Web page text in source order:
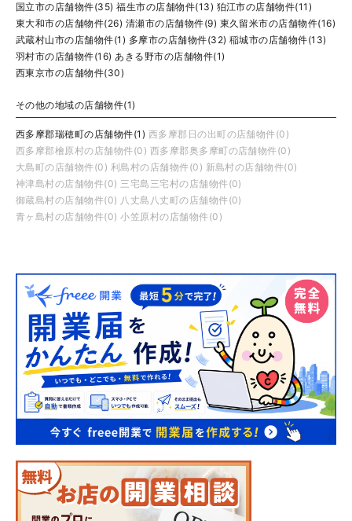
国立市の店舗物件(35) 福生市の店舗物件(13) 狛江市の店舗物件(11)
東大和市の店舗物件(26) 清瀬市の店舗物件(9) 東久留米市の店舗物件(16)
武蔵村山市の店舗物件(1) 多摩市の店舗物件(32) 稲城市の店舗物件(13)
羽村市の店舗物件(16) あきる野市の店舗物件(1)
西東京市の店舗物件(30)
その他の地域の店舗物件(1)
西多摩郡瑞穂町の店舗物件(1) 西多摩郡日の出町の店舗物件(0)
西多摩郡檜原村の店舗物件(0) 西多摩郡奥多摩町の店舗物件(0)
大島町の店舗物件(0) 利島村の店舗物件(0) 新島村の店舗物件(0)
神津島村の店舗物件(0) 三宅島三宅村の店舗物件(0)
御蔵島村の店舗物件(0) 八丈島八丈町の店舗物件(0)
青ヶ島村の店舗物件(0) 小笠原村の店舗物件(0)